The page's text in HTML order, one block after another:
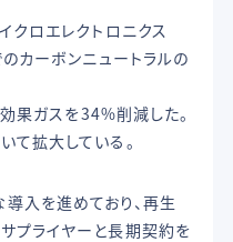
クロエレクトロニクス
カーボンニュートラルの
果ガスを34%削減した。
て拡大している。
入を進めており、再生
プライヤーと長期契約を